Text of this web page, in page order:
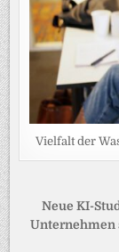
Vielfalt der
Neue KI-
Unternehmen